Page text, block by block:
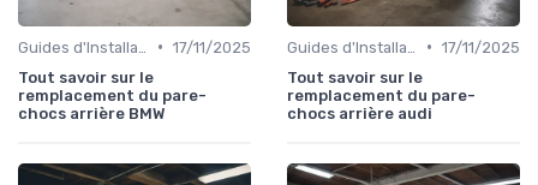
• 17/11/2025
Tout savoir sur le
remplacement du pare-
chocs arrière BMW
• 17/11/2025
Tout savoir sur le
remplacement du pare-
chocs arrière audi